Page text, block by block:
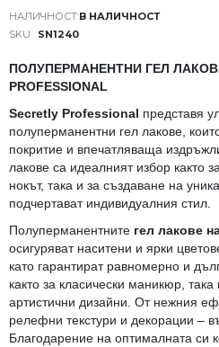
В НАЛИЧНОСТ
SKU
SN1240
ПОЛУПЕРМАНЕНТНИ ГЕЛ ЛАКОВЕ
PROFESSIONAL
Secretly Professional представя
полуперманентни гел лакове,
покритие и впечатляваща
лакове са идеалният избор както
нокът, така и за създаване на
подчертават индивидуалния стил.
Полуперманентните гел лакове
осигуряват наситени и ярки
като гарантират равномерно и
както за класически маникюр,
артистични дизайни. От нежния
релефни текстури и декорации –
Благодарение на оптималната си
със
снимки